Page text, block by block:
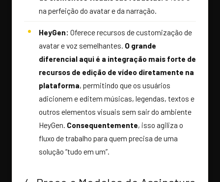
na perfeição do avatar e da narração.
HeyGen: Oferece recursos de customização de
avatar e voz semelhantes. O grande
diferencial aqui é a integração mais forte de
recursos de edição de vídeo diretamente na
plataforma, permitindo que os usuários
adicionem e editem músicas, legendas, textos e
outros elementos visuais sem sair do ambiente
HeyGen. Consequentemente, isso agiliza o
fluxo de trabalho para quem precisa de uma
solução “tudo em um”.